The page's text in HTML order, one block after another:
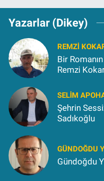
Yazarlar (Dikey)
REMZI
Bir
Remzi
SELIM
Şehrin
Sadıkoğlu
GÜNDOĞDU
Gündoğdu